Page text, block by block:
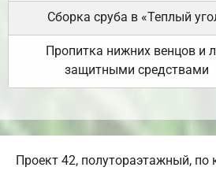
Сборка сруба в «Теплый
Пропитка нижних венцов и
защитными средствами
Проект 42, полутораэтажный, по